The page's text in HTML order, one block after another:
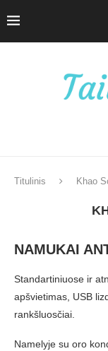
Titulinis Khao
NAMUKAI
Standartiniuose ir
apšvietimas, USB
rankšluosčiai.
Namelyje su oro